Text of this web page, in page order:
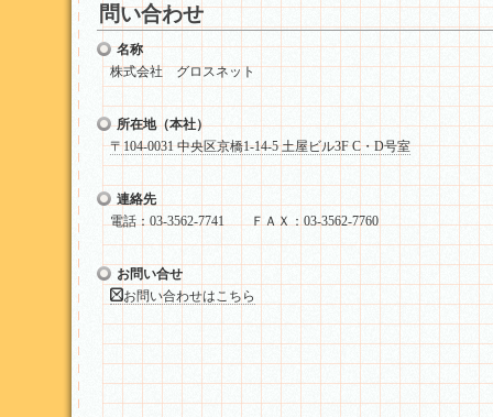
問い合わせ
名称
株式会社 グロスネット
所在地（本社）
〒104-0031 中央区京橋1-14-5 土屋ビル3F C・D号室
連絡先
電話：03-3562-7741 ＦＡＸ：03-3562-7760
お問い合せ
お問い合わせはこちら